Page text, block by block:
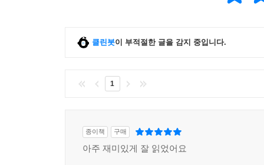
클린봇이 부적절한 글을 감지 중입니다.
1
종이책 구매
아주 재미있게 잘 읽었어요